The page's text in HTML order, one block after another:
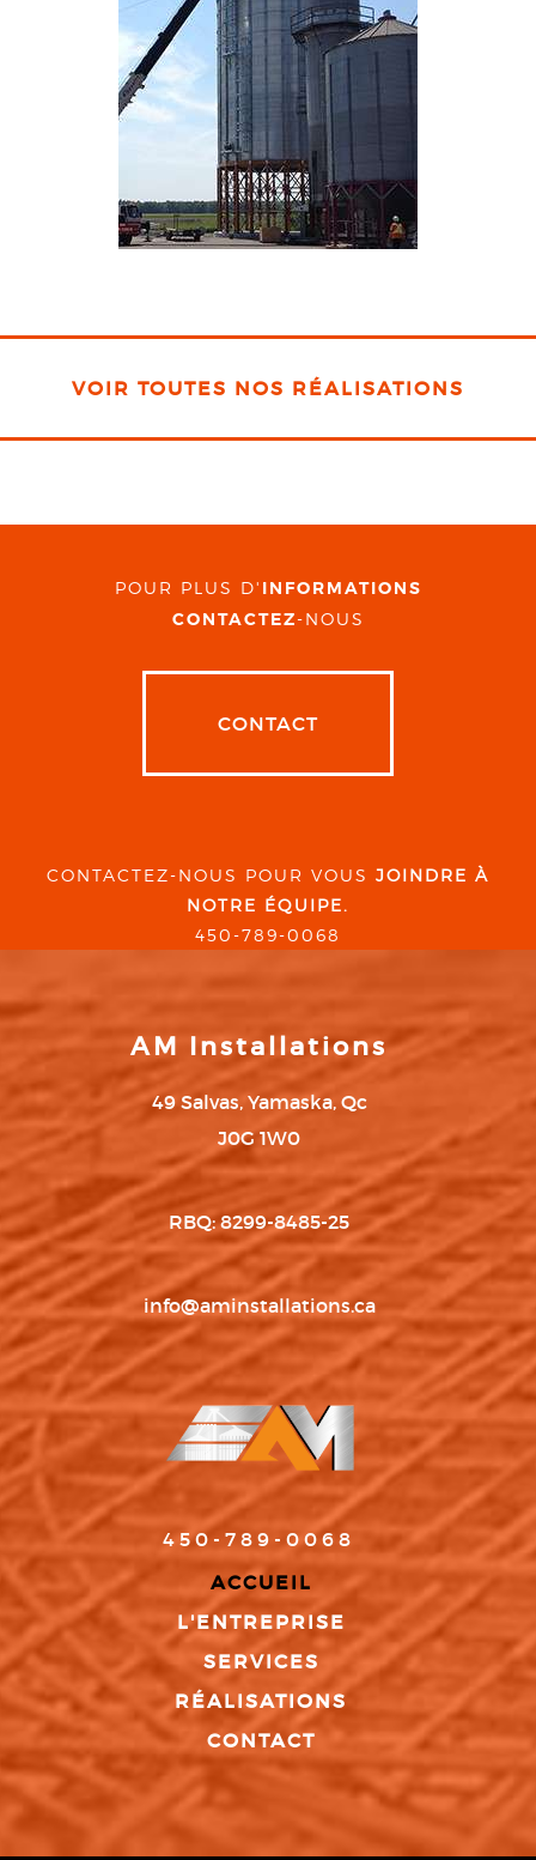
VOIR TOUTES NOS RÉALISATIONS
POUR PLUS D' INFORMATIONS
CONTACTEZ-NOUS
CONTACT
CONTACTEZ-NOUS POUR VOUS JOINDRE À
NOTRE ÉQUIPE.
450-789-0068
AM Installations
49 Salvas, Yamaska, Qc
J0G 1W0
RBQ: 8299-8485-25
info@aminstallations.ca
450-789-0068
ACCUEIL
L'ENTREPRISE
SERVICES
RÉALISATIONS
CONTACT